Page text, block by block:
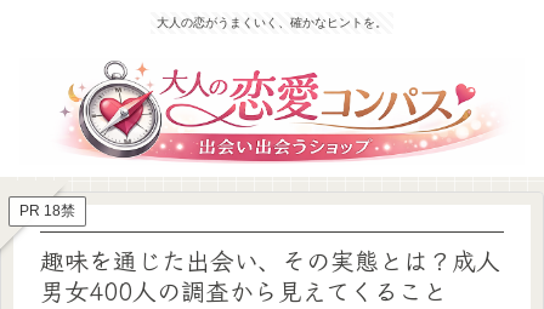
大人の恋がうまくいく、確かなヒントを。
PR 18禁
趣味を通じた出会い、その実態とは？成人
男女400人の調査から見えてくること